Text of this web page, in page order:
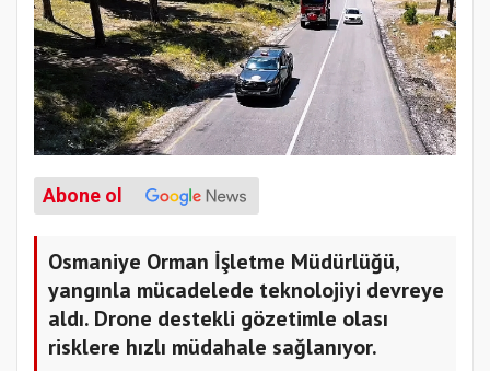
Abone ol
Osmaniye Orman İşletme Müdürlüğü,
yangınla mücadelede teknolojiyi devreye
aldı. Drone destekli gözetimle olası
risklere hızlı müdahale sağlanıyor.